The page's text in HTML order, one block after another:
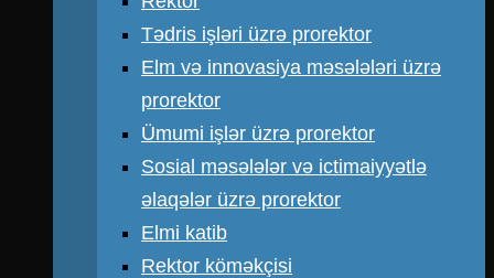
Tədris işləri üzrə prorektor
Elm və innovasiya məsələləri üzrə
prorektor
Ümumi işlər üzrə prorektor
Sosial məsələlər və ictimaiyyətlə
əlaqələr üzrə prorektor
Elmi katib
Rektor köməkçisi